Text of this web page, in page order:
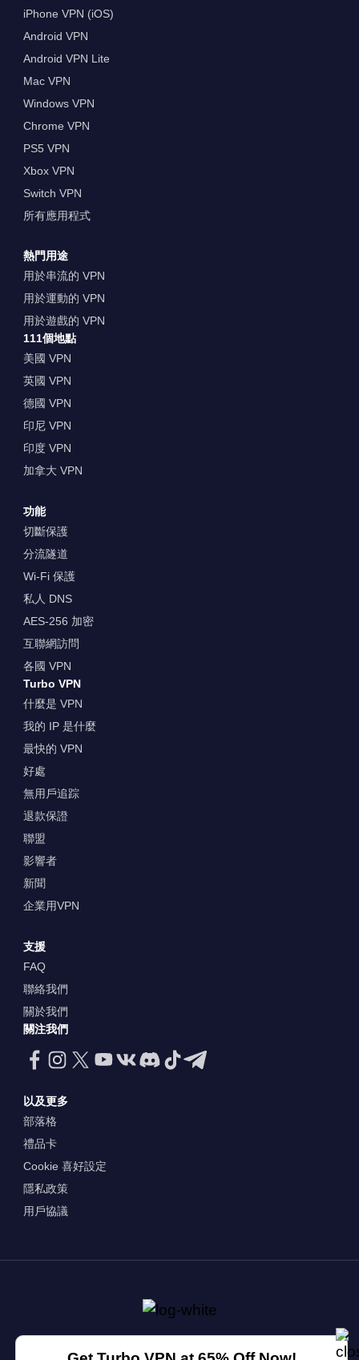
iPhone VPN (iOS)
Android VPN
Android VPN Lite
Mac VPN
Windows VPN
Chrome VPN
PS5 VPN
Xbox VPN
Switch VPN
所有應用程式
熱門用途
用於串流的 VPN
用於運動的 VPN
用於遊戲的 VPN
111個地點
美國 VPN
英國 VPN
德國 VPN
印尼 VPN
印度 VPN
加拿大 VPN
功能
切斷保護
分流隧道
Wi-Fi 保護
私人 DNS
AES-256 加密
互聯網訪問
各國 VPN
Turbo VPN
什麼是 VPN
我的 IP 是什麼
最快的 VPN
好處
無用戶追踪
退款保證
聯盟
影響者
新聞
企業用VPN
支援
FAQ
聯絡我們
關於我們
關注我們
以及更多
部落格
禮品卡
Cookie 喜好設定
隱私政策
用戶協議